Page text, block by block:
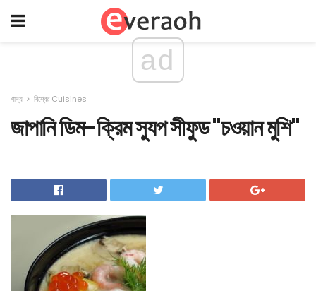
ad
খাদ্য বিশ্বের Cuisines
জাপানি ডিম-ক্রিম স্যুপ সীফুড "চওয়ান মুশি"